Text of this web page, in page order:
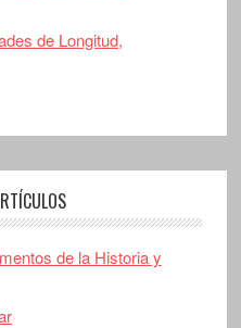
de Longitud,
de la Historia y